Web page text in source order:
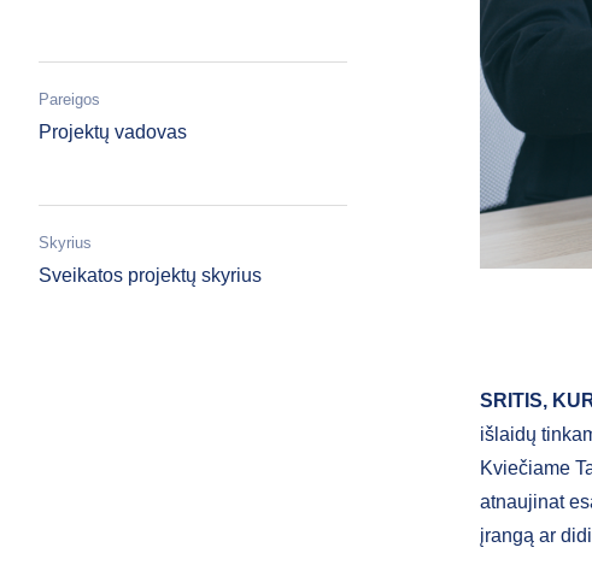
Pareigos
Projektų vadovas
Skyrius
Sveikatos projektų skyrius
SRITIS,
išlaidų
Kviečiame
atnaujinat
įrangą ar